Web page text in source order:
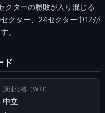
クターの勝敗が入り混じる
クター、24セクター中17が
。
ド
原油価格（WTI）
中立